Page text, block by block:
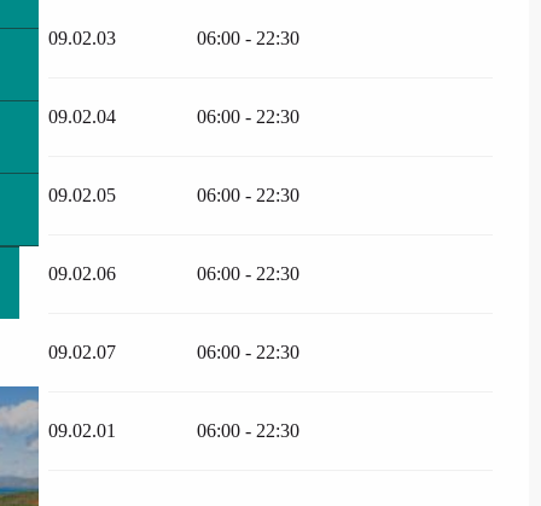
09.02.03 06:00 - 22:30
09.02.04 06:00 - 22:30
09.02.05 06:00 - 22:30
09.02.06 06:00 - 22:30
09.02.07 06:00 - 22:30
09.02.01 06:00 - 22:30